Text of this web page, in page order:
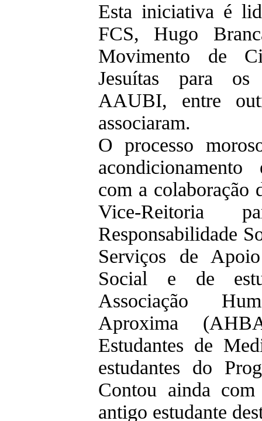
Esta iniciativa é
FCS, Hugo
Movimento de
Jesuítas para
AAUBI, entre
associaram.
O processo
com a colaboração
Vice-Reitoria
Responsabilidade
Serviços de
Social e de
Associação
Aproxima
Estudantes de
estudantes do
Contou ainda
antigo estudante